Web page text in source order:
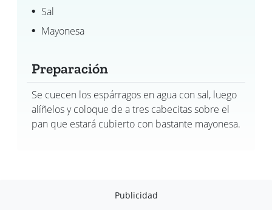
Sal
Mayonesa
Preparación
Se cuecen los espárragos en agua con sal, luego
alíñelos y coloque de a tres cabecitas sobre el
pan que estará cubierto con bastante mayonesa.
Publicidad